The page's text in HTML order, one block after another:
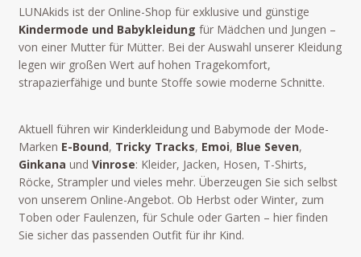
LUNAkids ist der Online-Shop für exklusive und günstige
Kindermode und Babykleidung für Mädchen und Jungen –
von einer Mutter für Mütter. Bei der Auswahl unserer Kleidung
legen wir großen Wert auf hohen Tragekomfort,
strapazierfähige und bunte Stoffe sowie moderne Schnitte.
Aktuell führen wir Kinderkleidung und Babymode der Mode-
Marken E-Bound, Tricky Tracks, Emoi, Blue Seven,
Ginkana und Vinrose: Kleider, Jacken, Hosen, T-Shirts,
Röcke, Strampler und vieles mehr. Überzeugen Sie sich selbst
von unserem Online-Angebot. Ob Herbst oder Winter, zum
Toben oder Faulenzen, für Schule oder Garten – hier finden
Sie sicher das passenden Outfit für ihr Kind.